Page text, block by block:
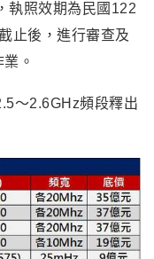
執照效期為民國122
止後，進行審查及
。
～2.6GHz頻段釋出